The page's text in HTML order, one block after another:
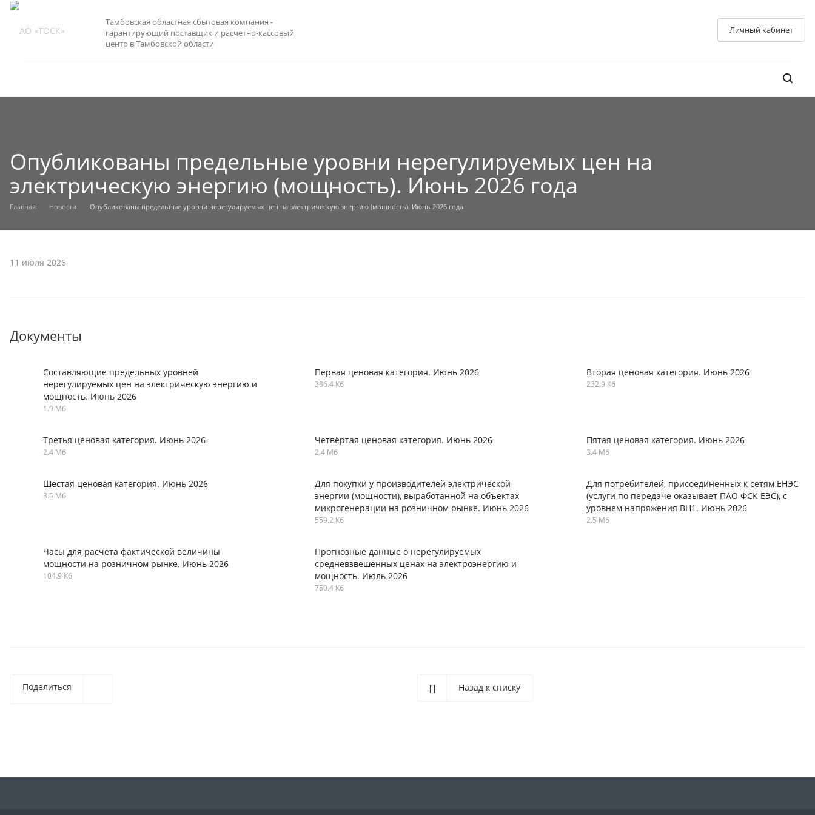
Тамбовская областная сбытовая компания -
гарантирующий поставщик и расчетно-кассовый
центр в Тамбовской области
Личный кабинет
Опубликованы предельные уровни нерегулируемых цен на
электрическую энергию (мощность). Июнь 2026 года
Главная Новости Опубликованы предельные уровни нерегулируемых цен на электрическую энергию (мощность). Июнь 2026 года
11 июля 2026
Документы
Составляющие предельных уровней
нерегулируемых цен на электрическую энергию и
мощность. Июнь 2026
1.9 Мб
Первая ценовая категория. Июнь 2026
386.4 Кб
Вторая ценовая категория. Июнь 2026
232.9 Кб
Третья ценовая категория. Июнь 2026
2.4 Мб
Четвёртая ценовая категория. Июнь 2026
2.4 Мб
Пятая ценовая категория. Июнь 2026
3.4 Мб
Шестая ценовая категория. Июнь 2026
3.5 Мб
Для покупки у производителей электрической
энергии (мощности), выработанной на объектах
микрогенерации на розничном рынке. Июнь 2026
559.2 Кб
Для потребителей, присоединённых к сетям ЕНЭС
(услуги по передаче оказывает ПАО ФСК ЕЭС), с
уровнем напряжения ВН1. Июнь 2026
2.5 Мб
Часы для расчета фактической величины
мощности на розничном рынке. Июнь 2026
104.9 Кб
Прогнозные данные о нерегулируемых
средневзвешенных ценах на электроэнергию и
мощность. Июль 2026
750.4 Кб
Поделиться Назад к списку